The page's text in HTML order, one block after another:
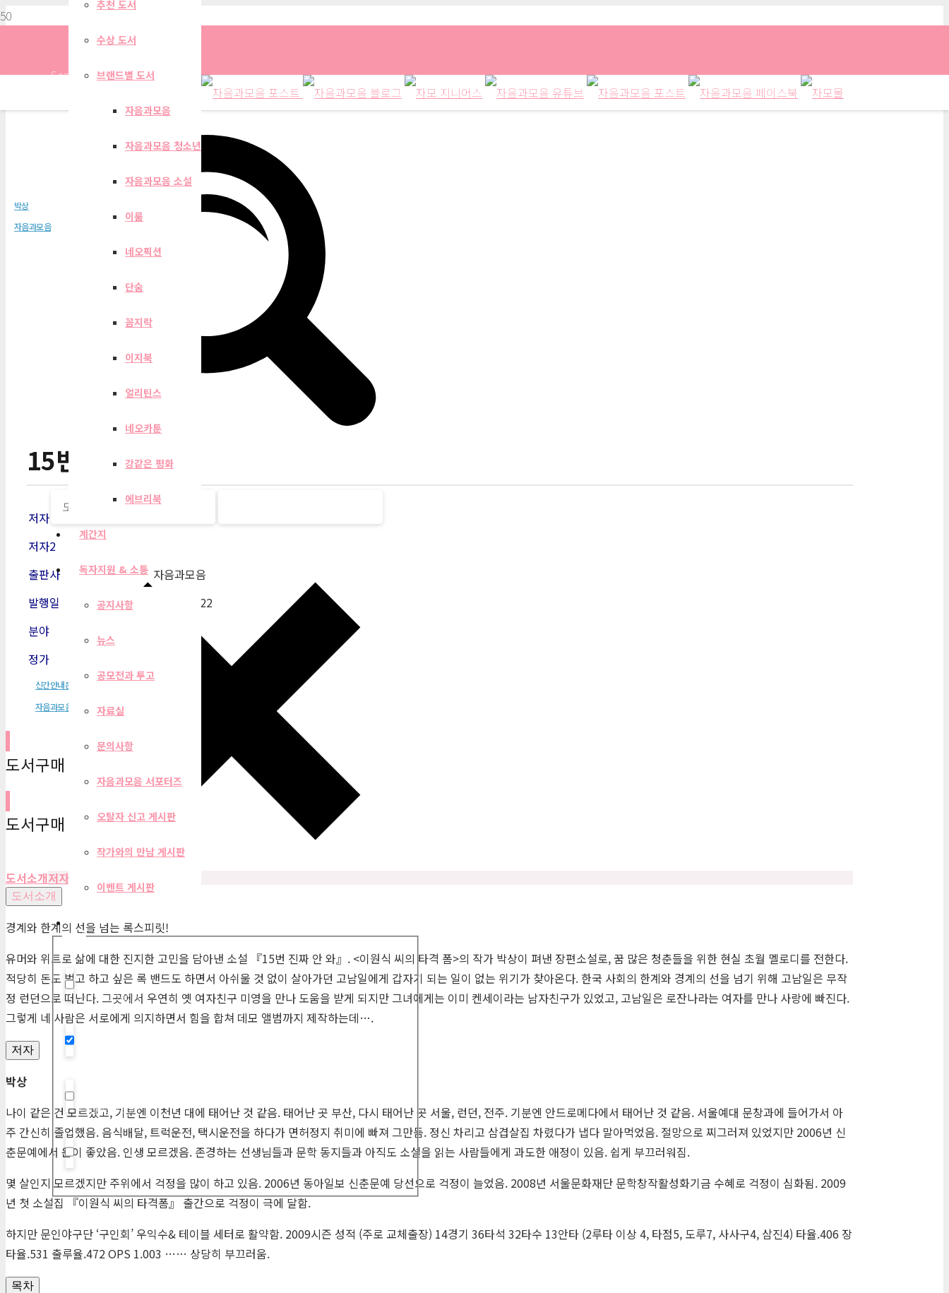
Search
필터
Hidden label
Hidden label
Hidden label
추천 도서
수상 도서
브랜드별 도서
자음과모음
자음과모음 청소년
자음과모음 소설
이룸
네오픽션
단숨
꼼지락
이지북
얼리틴스
네오카툰
강같은 평화
에브리북
계간지
독자지원 & 소통
공지사항
뉴스
공모전과 투고
자료실
문의사항
자음과모음 서포터즈
오탈자 신고 게시판
작가와의 만남 게시판
이벤트 게시판
15번 진짜 안 와
박상
자음과모음
15번 진짜 안 와
저자
저자2
출판사
자음과모음
발행일
-03-22
분야
정가
신간안내문
자음과모음
도서구매 사이트
도서구매 사이트
도서소개저자
도서소개
경계와 한계의 선을 넘는 록스피릿!
유머와 위트로 삶에 대한 진지한 고민을 담아낸 소설 『15번 진짜 안 와』. <이원식 씨의 타격 폼>의 작가 박상이 펴낸 장편소설로, 꿈 많은 청춘들을 위한 현실 초월 멜로디를 전한다.
적당히 돈도 벌고 하고 싶은 록 밴드도 하면서 아쉬울 것 없이 살아가던 고남일에게 갑자기 되는 일이 없는 위기가 찾아온다. 한국 사회의 한계와 경계의 선을 넘기 위해 고남일은 무작
정 런던으로 떠난다. 그곳에서 우연히 옛 여자친구 미영을 만나 도움을 받게 되지만 그녀에게는 이미 켄세이라는 남자친구가 있었고, 고남일은 로잔나라는 여자를 만나 사랑에 빠진다.
그렇게 네 사람은 서로에게 의지하면서 힘을 합쳐 데모 앨범까지 제작하는데….
저자
박상
나이 같은 건 모르겠고, 기분엔 이천년 대에 태어난 것 같음. 태어난 곳 부산, 다시 태어난 곳 서울, 런던, 전주. 기분엔 안드로메다에서 태어난 것 같음. 서울예대 문창과에 들어가서 아
주 간신히 졸업했음. 음식배달, 트럭운전, 택시운전을 하다가 면허정지 취미에 빠져 그만둠. 정신 차리고 삼겹살집 차렸다가 냅다 말아먹었음. 절망으로 찌그러져 있었지만 2006년 신
춘문예에서 운이 좋았음. 인생 모르겠음. 존경하는 선생님들과 문학 동지들과 아직도 소설을 읽는 사람들에게 과도한 애정이 있음. 쉽게 부끄러워짐.
몇 살인지 모르겠지만 주위에서 걱정을 많이 하고 있음. 2006년 동아일보 신춘문예 당선으로 걱정이 늘었음. 2008년 서울문화재단 문학창작활성화기금 수혜로 걱정이 심화됨. 2009
년 첫 소설집 『이원식 씨의 타격폼』 출간으로 걱정이 극에 달함.
하지만 문인야구단 ‘구인회’ 우익수& 테이블 세터로 활약함. 2009시즌 성적 (주로 교체출장) 14경기 36타석 32타수 13안타 (2루타 이상 4, 타점5, 도루7, 사사구4, 삼진4) 타율.406 장
타율.531 출루율.472OPS 1.003 …… 상당히 부끄러움.
목차